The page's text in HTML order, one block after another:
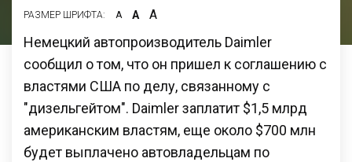
РАЗМЕР ШРИФТА: А А А
Немецкий автопроизводитель Daimler
сообщил о том, что он пришел к соглашению с
властями США по делу, связанному с
"дизельгейтом". Daimler заплатит $1,5 млрд
американским властям, еще около $700 млн
будет выплачено автовладельцам по